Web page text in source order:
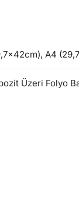
A4
Üzeri Folyo